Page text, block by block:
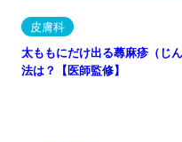
皮膚科
太ももにだけ出る蕁麻疹（じ
法は？【医師監修】